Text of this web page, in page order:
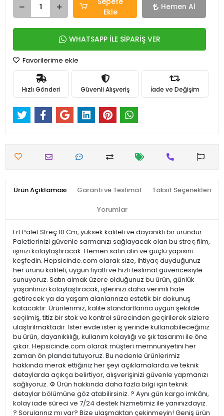
Ekle
Hemen Al
WHATSAPP İLE SİPARİŞ VER
Favorilerime ekle
Hızlı Gönderi Güvenli Alışveriş İade ve Değişim
Ürün Açıklaması Garanti ve Teslimat Taksit Seçenekleri
Yorumlar
Frt Palet Streç 10 Cm, yüksek kaliteli ve dayanıklı bir üründür.
Paletlerinizi güvenle sarmanızı sağlayacak olan bu streç film,
işinizi kolaylaştıracak. Hemen satın alın ve güçlü yapısını
keşfedin. Hepsicinde.com olarak size, ihtiyaç duyduğunuz
her ürünü kaliteli, uygun fiyatlı ve hızlı teslimat güvencesiyle
sunuyoruz. Satın almak üzere olduğunuz bu ürün, günlük
yaşantınızı kolaylaştıracak, işlerinizi daha verimli hale
getirecek ya da yaşam alanlarınıza estetik bir dokunuş
katacaktır. Ürünlerimiz, kalite standartlarına uygun şekilde
seçilmiş, titiz bir stok ve kontrol sürecinden geçirilerek sizlere
ulaştırılmaktadır. İster evde ister iş yerinde kullanabileceğiniz
bu ürün, dayanıklılığı, kullanım kolaylığı ve şık tasarımı ile öne
çıkar. Hepsicinde.com olarak müşteri memnuniyetini her
zaman ön planda tutuyoruz. Bu nedenle ürünlerimiz
hakkında merak ettiğiniz her şeyi açıklamalarda ve teknik
detaylarda açıkça belirtiyor, alışverişinizi güvenle yapmanızı
sağlıyoruz. ⚙️ Ürün hakkında daha fazla bilgi için teknik
detaylar bölümüne göz atabilirsiniz. ? Aynı gün kargo imkânı,
kolay iade süreci ve 7/24 destek hizmetimiz ile yanınızdayız.
? Sorularınız mı var? Bize ulaşmaktan çekinmeyin! Geniş ürün